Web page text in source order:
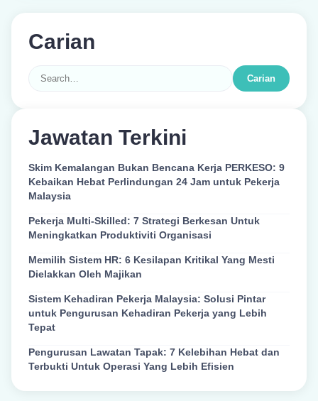
Carian
Carian
Jawatan Terkini
Skim Kemalangan Bukan Bencana Kerja PERKESO: 9
Kebaikan Hebat Perlindungan 24 Jam untuk Pekerja
Malaysia
Pekerja Multi-Skilled: 7 Strategi Berkesan Untuk
Meningkatkan Produktiviti Organisasi
Memilih Sistem HR: 6 Kesilapan Kritikal Yang Mesti
Dielakkan Oleh Majikan
Sistem Kehadiran Pekerja Malaysia: Solusi Pintar
untuk Pengurusan Kehadiran Pekerja yang Lebih
Tepat
Pengurusan Lawatan Tapak: 7 Kelebihan Hebat dan
Terbukti Untuk Operasi Yang Lebih Efisien